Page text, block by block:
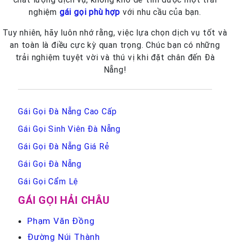
nghiệm gái gọi phù hợp với nhu cầu của bạn.
Tuy nhiên, hãy luôn nhớ rằng, việc lựa chọn dịch vụ tốt và
an toàn là điều cực kỳ quan trọng. Chúc bạn có những
trải nghiệm tuyệt vời và thú vị khi đặt chân đến Đà
Nẵng!
Gái Gọi Đà Nẵng Cao Cấp
Gái Gọi Sinh Viên Đà Nẵng
Gái Gọi Đà Nẵng Giá Rẻ
Gái Gọi Đà Nẵng
Gái Gọi Cẩm Lệ
GÁI GỌI HẢI CHÂU
Phạm Văn Đồng
Đường Núi Thành